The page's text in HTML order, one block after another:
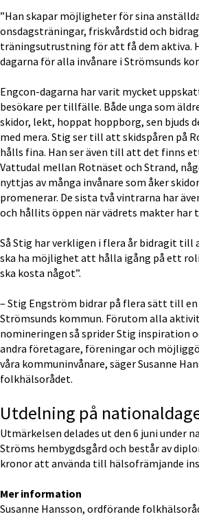
”Han skapar möjligheter för sina
onsdagsträningar, friskvårdstid och
träningsutrustning för att få dem aktiva.
dagarna för alla invånare i Strömsunds
Engcon-dagarna har varit mycket
besökare per tillfälle. Både unga som
skidor, lekt, hoppat hoppborg, sen bjuds
med mera. Stig ser till att skidspåren på
hålls fina. Han ser även till att det finns
Vattudal mellan Rotnäset och Strand,
nyttjas av många invånare som åker
promenerar. De sista två vintrarna har
och hållits öppen när vädrets makter
Så Stig har verkligen i flera år bidragit till
ska ha möjlighet att hålla igång på ett
ska kosta något”.
– Stig Engström bidrar på flera sätt till
Strömsunds kommun. Förutom alla
nomineringen så sprider Stig inspiration
andra företagare, föreningar och
våra kommuninvånare, säger Susanne
folkhälsorådet.
Utdelning på
Utmärkelsen delades ut den 6 juni under
Ströms hembygdsgård och består av
kronor att använda till hälsofrämjande
Mer information
Susanne Hansson, ordförande